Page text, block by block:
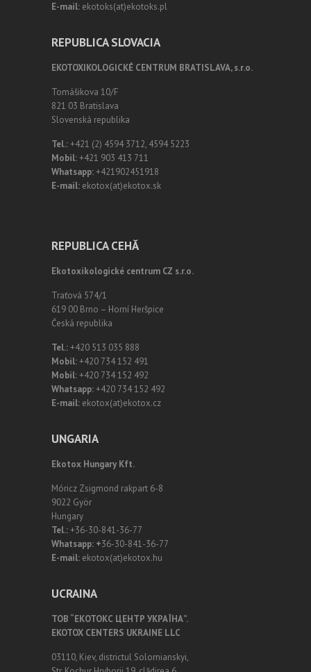
E-mail: ekotoks(at)ekotoks.pl
REPUBLICA SLOVACIA
EKOTOXIKOLOGICKÉ CENTRUM BRATISLAVA, s.r.o.
Tomášikova 10/F
821 03 Bratislava
Slovenská republika
Tel.:+421 (2) 4594 3712, 4594 5223
Mobil:+421 903 413 711
Whatsapp:+421902451918
E-mail: ekotox(at)ekotox.sk
REPUBLICA CEHĂ
Ekotoxikologické centrum CZ s.r.o.
Traťová 574/1
619 00 Brno – Horní Heršpice
Česká republika
Tel.:+420 513 035 888
Mobil:+420 734 152 491
Mobil:+420 734 152 492
Whatsapp:+420 734 152 492
E-mail: ekotox(at)ekotox.cz
UNGARIA
Ekotox Hungary Kft.
Móricz Zsigmond rakpart 6-8
9022 Györ
Hungary
Tel.:+36-30-841-36-77
Whatsapp: +36-30-841-36-77
E-mail: ekotox(at)ekotox.hu
UCRAINA
ТОВ “ЕКОТОКС ЦЕНТР УКРАЇНА”.
EKOTOX CENTERS UKRAINE LLC
03110, Kiev, districtul Solomianskyi,